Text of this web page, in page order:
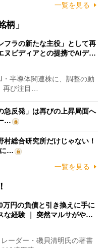
一覧を見る
」
フラの新たな主役」として再
ビディアとの提携でAIデ…
半導体関連株に、調整の動
再び注目…
急反発」は再びの上昇局面へ
…
村総合研究所だけじゃない！
に…
一覧を見る
万円の負債と引き換えに手に
な経験 ｜ 突然マルサがや…
ーダー・磯貝清明氏の著書